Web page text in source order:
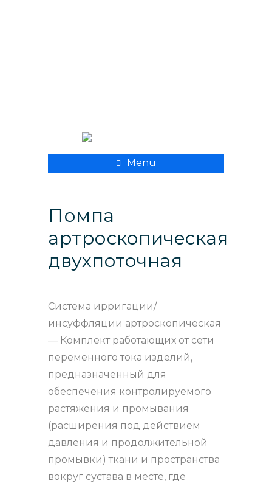
Menu
Помпа
артроскопическая
двухпоточная
Система ирригации/
инсуффляции артроскопическая
— Комплект работающих от сети
переменного тока изделий,
предназначенный для
обеспечения контролируемого
растяжения и промывания
(расширения под действием
давления и продолжительной
промывки) ткани и пространства
вокруг сустава в месте, где